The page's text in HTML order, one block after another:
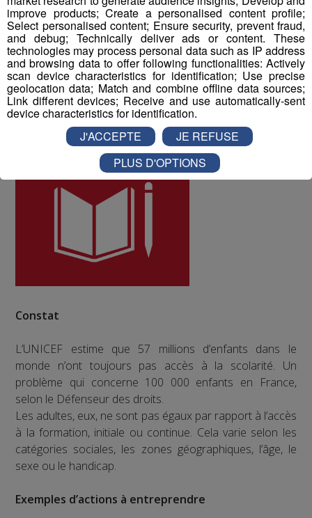
les collaborateurs ont donné une note globale de 8 sur
10 à la qualité de vie au travail au sein du Groupe Mont
Blanc Médias.
ODD numéro 4 : Education de qualité
Constat
L’UNICEF estime que 57 millions d’enfants dans le
monde n’ont toujours pas accès à la scolarité. Un
problème qui concerne 100 000 enfants en France,
selon le Défenseur des droits.
Les adultes, eux, ne sont pas égaux par rapport à l’accès
à la formation, initiale ou continue. Cela varie selon les
catégories sociales, les zones géographiques, l’âge, le
sexe ou le handicap.
Exemples d’actions à entreprendre
improve products; Create a personalised content profile;
Select personalised content; Ensure security, prevent fraud,
and debug; Technically deliver ads or content. These
technologies may process personal data such as IP address
and browsing data to offer following functionalities: Actively
scan device characteristics for identification; Use precise
geolocation data; Match and combine offline data sources;
Link different devices; Receive and use automatically-sent
device characteristics for identification.
J'ACCEPTE
JE REFUSE
PLUS D'OPTIONS